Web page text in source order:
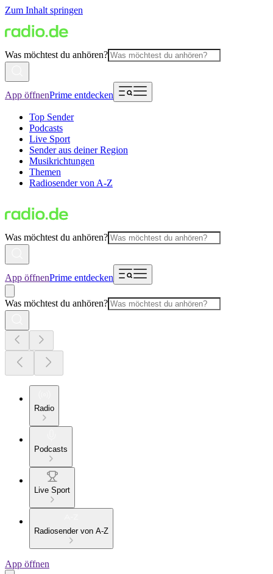
Zum Inhalt springen
Was möchtest du anhören?
App öffnenPrime entdecken
Top Sender
Podcasts
Live Sport
Sender aus deiner Region
Musikrichtungen
Themen
Radiosender von A-Z
Was möchtest du anhören?
App öffnenPrime entdecken
Was möchtest du anhören?
Radio
Podcasts
Live Sport
Radiosender von A-Z
App öffnen